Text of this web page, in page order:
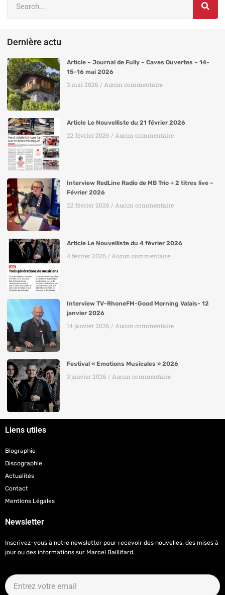
Dernière actu
Article – Journal de Fully – Caves Ouvertes – 14-
15-16 mai 2026
3 mai 2026 Aucun commentaire
Article Le Nouvelliste du 21 février 2026
22 février 2026 Aucun commentaire
Interview RedLine Radio de MB Trio + 2 titres live –
Février 2026
22 février 2026 Aucun commentaire
Article Le Nouvelliste du 4 février 2026
4 février 2026 Aucun commentaire
Interview TV-RhoneFM-Good Morning Valais- 12
janvier 2026
14 janvier 2026 Aucun commentaire
Festival « Emotions Musicales » 2026
3 janvier 2026 Aucun commentaire
Liens utiles
Biographie
Discographie
Actualités
Contact
Mentions Légales
Newsletter
Inscrivez-vous à notre newsletter pour recevoir des nouvelles, des mises à
jour ou des informations sur Marcel Baillifard.